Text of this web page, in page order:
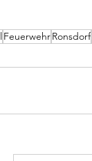
FeuerwehrRonsdorf